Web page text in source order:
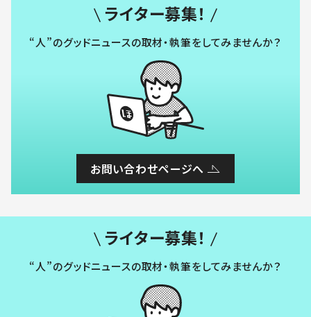
ライター募集！
“人”のグッドニュースの取材・執筆をしてみませんか？
お問い合わせページへ
ライター募集！
“人”のグッドニュースの取材・執筆をしてみませんか？